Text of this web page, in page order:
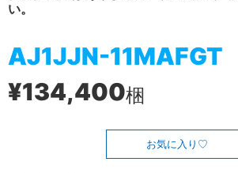
い。
AJ1JJN-11MAFGT
¥134,400梱
お気に入り